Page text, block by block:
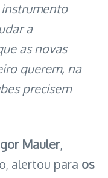
a
as novas
querem, na
precisem
Mauler,
alertou para os